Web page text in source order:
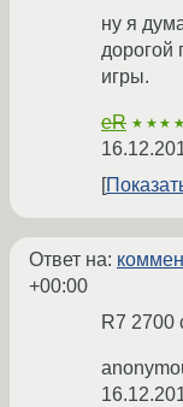
ну я
дорогой
игры.
eR
Ответ на:
+00:00
R7 2700